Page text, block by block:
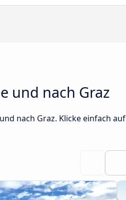
und nach Graz
nach Graz. Klicke einfach auf